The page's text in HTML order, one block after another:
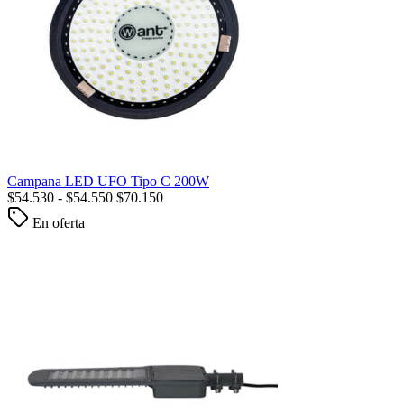
Campana LED UFO Tipo C 200W
$54.530 - $54.550 $70.150
En oferta